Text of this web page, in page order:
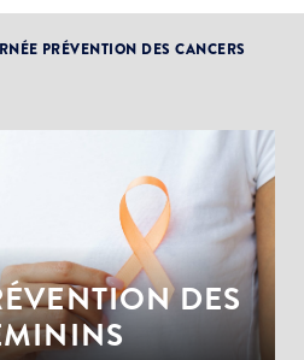
ACTUALITÉS &
ÉVÈNEMENTS
DÉMOCRATIE
PARTICIPATIVE
PRÉVENTION DES CANCERS
DES